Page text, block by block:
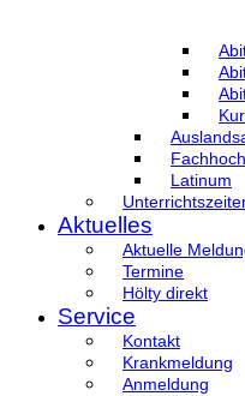
Latinum
Aktuelles
Aktuelle
Termine
Hölty direkt
Service
Kontakt
Krankmeldung
Anmeldung